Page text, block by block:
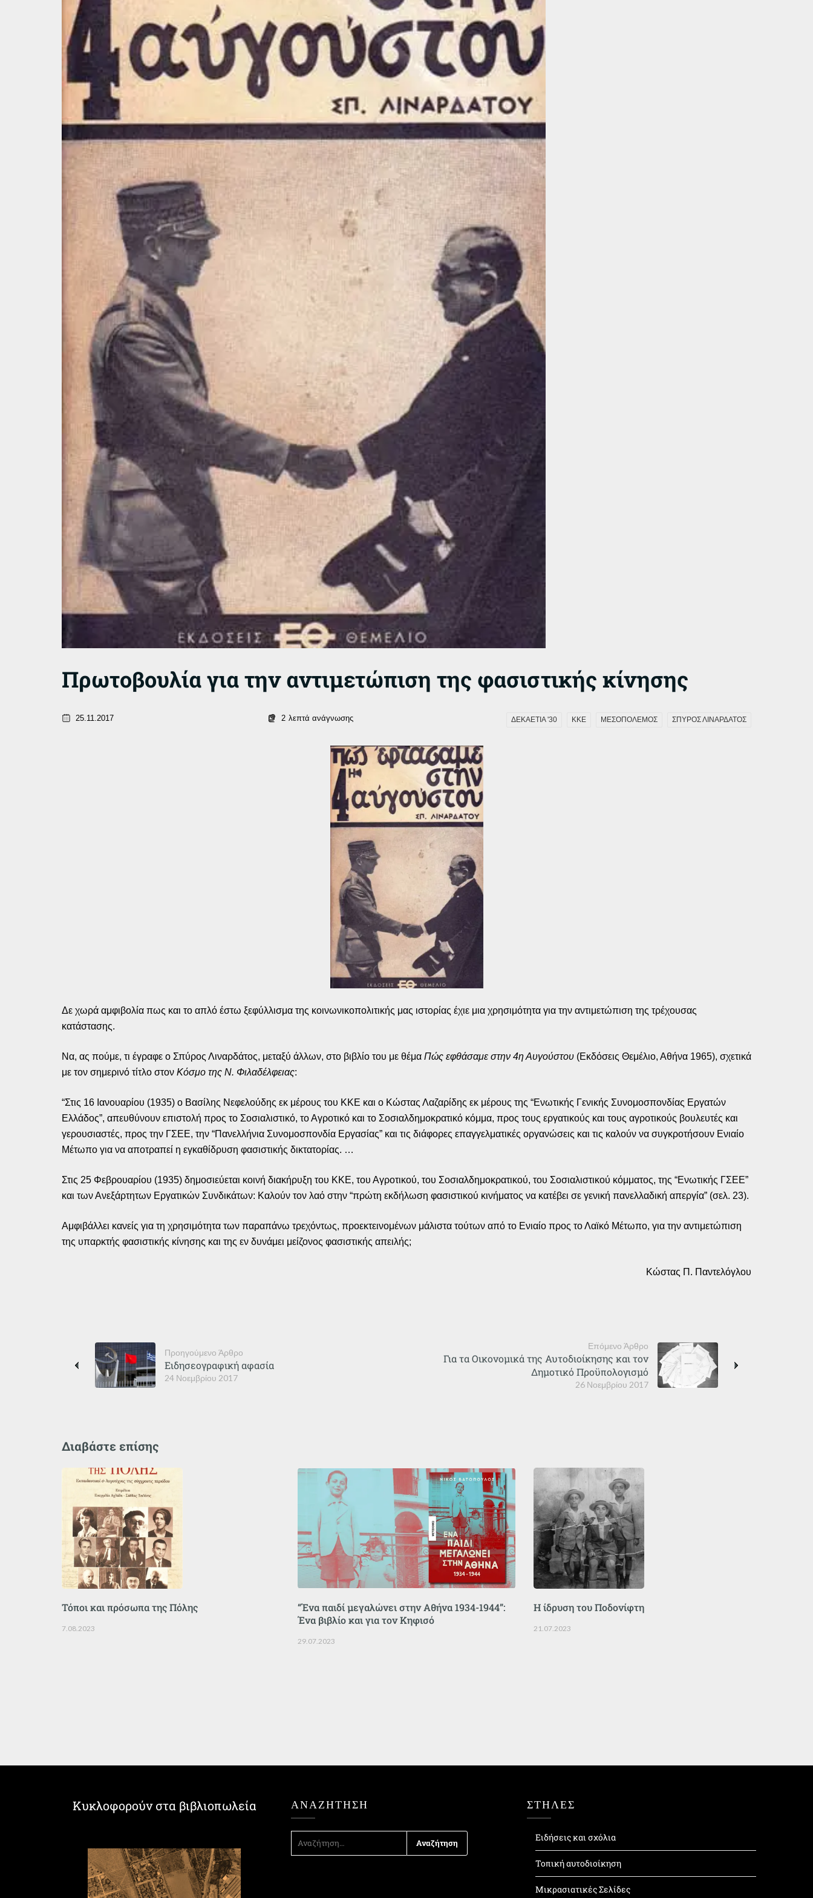
Πρωτοβουλία για την αντιμετώπιση της φασιστικής κίνησης
25.11.2017 2 λεπτά ανάγνωσης ΔΕΚΑΕΤΙΑ '30 ΚΚΕ ΜΕΣΟΠΟΛΕΜΟΣ ΣΠΥΡΟΣ ΛΙΝΑΡΔΑΤΟΣ
Δε χωρά αμφιβολία πως και το απλό έστω ξεφύλλισμα της κοινωνικοπολιτικής μας ιστορίας έχιε μια χρησιμότητα για την αντιμετώπιση της τρέχουσας
κατάστασης.
Να, ας πούμε, τι έγραφε ο Σπύρος Λιναρδάτος, μεταξύ άλλων, στο βιβλίο του με θέμα Πώς εφθάσαμε στην 4η Αυγούστου (Εκδόσεις Θεμέλιο, Αθήνα 1965), σχετικά
με τον σημερινό τίτλο στον Κόσμο της Ν. Φιλαδέλφειας:
“Στις 16 Ιανουαρίου (1935) ο Βασίλης Νεφελούδης εκ μέρους του ΚΚΕ και ο Κώστας Λαζαρίδης εκ μέρους της “Ενωτικής Γενικής Συνομοσπονδίας Εργατών
Ελλάδος”, απευθύνουν επιστολή προς το Σοσιαλιστικό, το Αγροτικό και το Σοσιαλδημοκρατικό κόμμα, προς τους εργατικούς και τους αγροτικούς βουλευτές και
γερουσιαστές, προς την ΓΣΕΕ, την “Πανελλήνια Συνομοσπονδία Εργασίας” και τις διάφορες επαγγελματικές οργανώσεις και τις καλούν να συγκροτήσουν Ενιαίο
Μέτωπο για να αποτραπεί η εγκαθίδρυση φασιστικής δικτατορίας. …
Στις 25 Φεβρουαρίου (1935) δημοσιεύεται κοινή διακήρυξη του ΚΚΕ, του Αγροτικού, του Σοσιαλδημοκρατικού, του Σοσιαλιστικού κόμματος, της “Ενωτικής ΓΣΕΕ”
και των Ανεξάρτητων Εργατικών Συνδικάτων: Καλούν τον λαό στην “πρώτη εκδήλωση φασιστικού κινήματος να κατέβει σε γενική πανελλαδική απεργία” (σελ. 23).
Αμφιβάλλει κανείς για τη χρησιμότητα των παραπάνω τρεχόντως, προεκτεινομένων μάλιστα τούτων από το Ενιαίο προς το Λαϊκό Μέτωπο, για την αντιμετώπιση
της υπαρκτής φασιστικής κίνησης και της εν δυνάμει μείζονος φασιστικής απειλής;
Κώστας Π. Παντελόγλου
Προηγούμενο Άρθρο
24 Νοεμβρίου 2017
Ειδησεογραφική αφασία
Επόμενο Άρθρο
26 Νοεμβρίου 2017
Για τα Οικονομικά της Αυτοδιοίκησης και τον
Δημοτικό Προϋπολογισμό
Διαβάστε επίσης
Τόποι και πρόσωπα της Πόλης
7.08.2023
“Ένα παιδί μεγαλώνει στην Αθήνα 1934-1944”:
Ένα βιβλίο και για τον Κηφισό
29.07.2023
Η ίδρυση του Ποδονίφτη
21.07.2023
Κυκλοφορούν στα βιβλιοπωλεία ΑΝΑΖΉΤΗΣΗ
ΓΙΑ:
ΣΤΗΛΕΣ
Ειδήσεις και σχόλια
Τοπική αυτοδιοίκηση
Μικρασιατικές Σελίδες